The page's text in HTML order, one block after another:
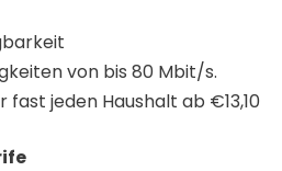
von bis 80 Mbit/s.
fast jeden Haushalt ab €13,10